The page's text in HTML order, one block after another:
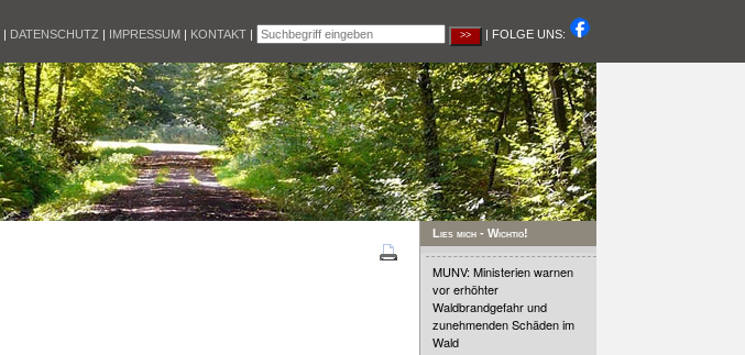
| DATENSCHUTZ | IMPRESSUM | KONTAKT | | FOLGE UNS:
Lies mich - Wichtig!
MUNV: Ministerien warnen
vor erhöhter
Waldbrandgefahr und
zunehmenden Schäden im
Wald